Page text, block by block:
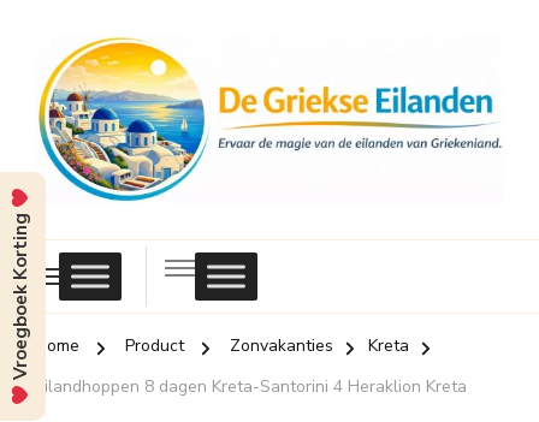
Griekse
Eilanden
Home Product Zonvakanties
Kreta
Eilandhoppen 8 dagen Kreta-Santorini 4 Heraklion Kreta
Vroegboek Korting